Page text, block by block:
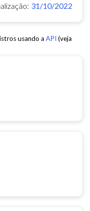
31/10/2022
usando a API (veja